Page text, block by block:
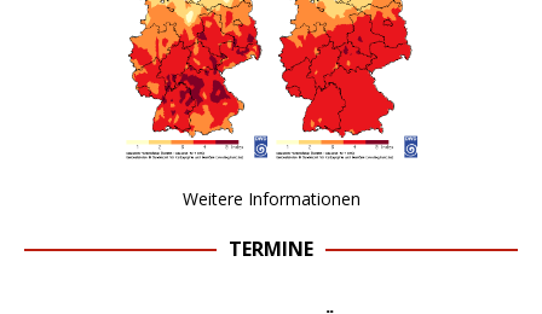
Weitere Informationen
TERMINE